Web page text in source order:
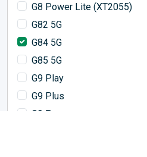
G8 Power Lite (XT2055)
G82 5G
G84 5G
G85 5G
G9 Play
G9 Plus
G9 Power